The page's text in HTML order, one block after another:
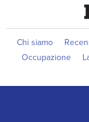
Chi siamo
Occupazione